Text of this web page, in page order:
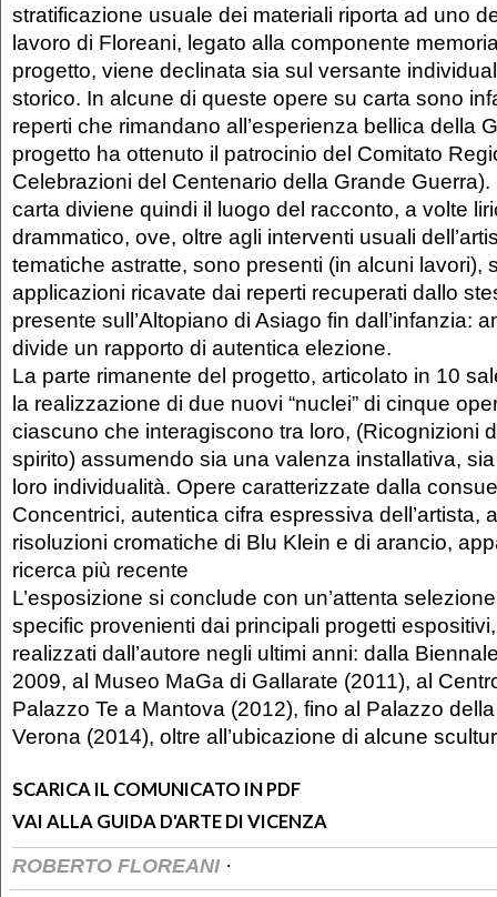
stratificazione usuale dei materiali riporta ad uno
lavoro di Floreani, legato alla componente
progetto, viene declinata sia sul versante
storico. In alcune di queste opere su carta sono
reperti che rimandano all’esperienza bellica della
progetto ha ottenuto il patrocinio del Comitato
Celebrazioni del Centenario della Grande
carta diviene quindi il luogo del racconto, a volte
drammatico, ove, oltre agli interventi usuali
tematiche astratte, sono presenti (in alcuni lavori),
applicazioni ricavate dai reperti recuperati dallo
presente sull’Altopiano di Asiago fin dall’infanzia:
divide un rapporto di autentica elezione.
La parte rimanente del progetto, articolato in 10
la realizzazione di due nuovi “nuclei” di cinque
ciascuno che interagiscono tra loro, (Ricognizioni
spirito) assumendo sia una valenza installativa,
loro individualità. Opere caratterizzate dalla
Concentrici, autentica cifra espressiva dell’artista,
risoluzioni cromatiche di Blu Klein e di arancio,
ricerca più recente
L’esposizione si conclude con un’attenta
specific provenienti dai principali progetti
realizzati dall’autore negli ultimi anni: dalla
2009, al Museo MaGa di Gallarate (2011), al
Palazzo Te a Mantova (2012), fino al Palazzo
Verona (2014), oltre all’ubicazione di alcune
SCARICA IL COMUNICATO IN PDF
VAI ALLA GUIDA D'ARTE DI VICENZA
ROBERTO FLOREANI ·